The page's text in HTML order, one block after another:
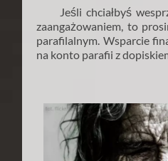
Jeśli chciałbyś
zaangażowaniem, to
parafilalnym. Wsparcie
na konto parafii z